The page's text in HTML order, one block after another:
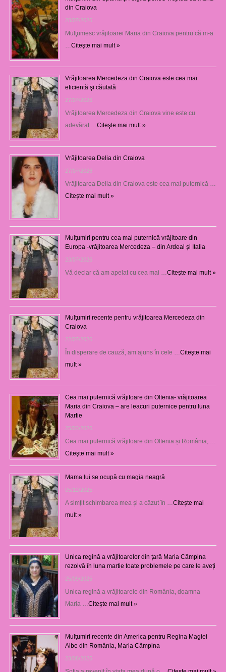
din Craiova
28/07/2026
Mulţumesc vrăjitoarei Maria din Craiova pentru că m-a
Citeşte mai mult »
Vrăjitoarea Mercedeza din Craiova este cea mai
eficientă şi căutată
27/07/2026
Vrăjitoarea Mercedeza din Craiova vine este cu
adevărat … Citeşte mai mult »
Vrăjitoarea Delia din Craiova
27/07/2026
Vrăjitoarea Delia din Craiova este cea mai puternică …
Citeşte mai mult »
Mulțumiri pentru cea mai puternică vrăjitoare din
Europa -vrăjitoarea Mercedeza – din Ardeal și Italia
23/07/2026
Vă declar că am apelat cu cea mai … Citeşte mai mult »
Mulţumiri recente pentru vrăjitoarea Mercedeza din
Craiova
22/07/2026
În disperare de cauză, am ajuns în cele … Citeşte mai
mult »
Cea mai puternică vrăjitoare din Oltenia- vrăjitoarea
Maria din Craiova – are leacuri puternice pentru luna
Martie
25/03/2026
Cea mai puternică vrăjitoare din Oltenia și România, …
Citeşte mai mult »
Mama lui se ocupă cu magia neagră
05/12/2025
A simțit schimbarea mea şi a căzut în … Citeşte mai
mult »
Unica regină a vrăjitoarelor din țară Maria Câmpina
rezolvă în luna martie toate problemele pe care le aveți
25/09/2025
Unica regină a vrăjitoarele din România, doamna
Maria … Citeşte mai mult »
Mulţumiri recente din America pentru Regina Magiei
Albe din România, Maria Câmpina
23/08/2025